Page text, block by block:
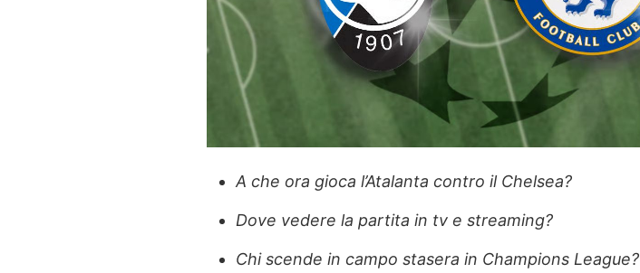
A che ora gioca l’Atalanta contro il Chelsea?
Dove vedere la partita in tv e streaming?
Chi scende in campo stasera in Champions League?